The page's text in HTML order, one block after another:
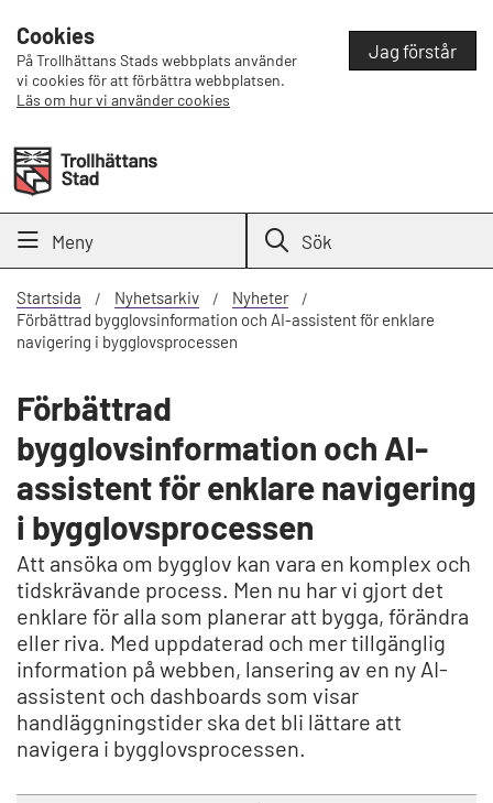
Cookies
På Trollhättans Stads webbplats använder
vi cookies för att förbättra webbplatsen.
Läs om hur vi använder cookies
Jag förstår
Meny Sök
Startsida Nyhetsarkiv
Nyheter
Förbättrad bygglovsinformation och AI-assistent för enklare
navigering i bygglovsprocessen
Förbättrad
bygglovsinformation och AI-
assistent för enklare navigering
i bygglovsprocessen
Att ansöka om bygglov kan vara en komplex och
tidskrävande process. Men nu har vi gjort det
enklare för alla som planerar att bygga, förändra
eller riva. Med uppdaterad och mer tillgänglig
information på webben, lansering av en ny AI-
assistent och dashboards som visar
handläggningstider ska det bli lättare att
navigera i bygglovsprocessen.